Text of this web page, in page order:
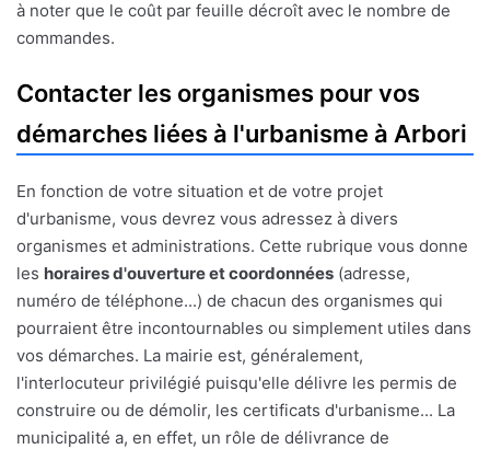
à noter que le coût par feuille décroît avec le nombre de
commandes.
Contacter les organismes pour vos
démarches liées à l'urbanisme à Arbori
En fonction de votre situation et de votre projet
d'urbanisme, vous devrez vous adressez à divers
organismes et administrations. Cette rubrique vous donne
les horaires d'ouverture et coordonnées (adresse,
numéro de téléphone...) de chacun des organismes qui
pourraient être incontournables ou simplement utiles dans
vos démarches. La mairie est, généralement,
l'interlocuteur privilégié puisqu'elle délivre les permis de
construire ou de démolir, les certificats d'urbanisme... La
municipalité a, en effet, un rôle de délivrance de